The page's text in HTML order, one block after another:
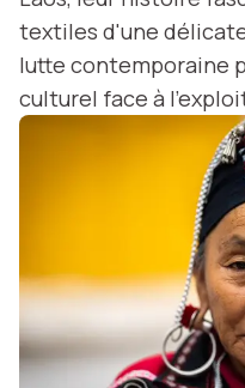
textiles d'une
lutte contemporaine
culturel face à